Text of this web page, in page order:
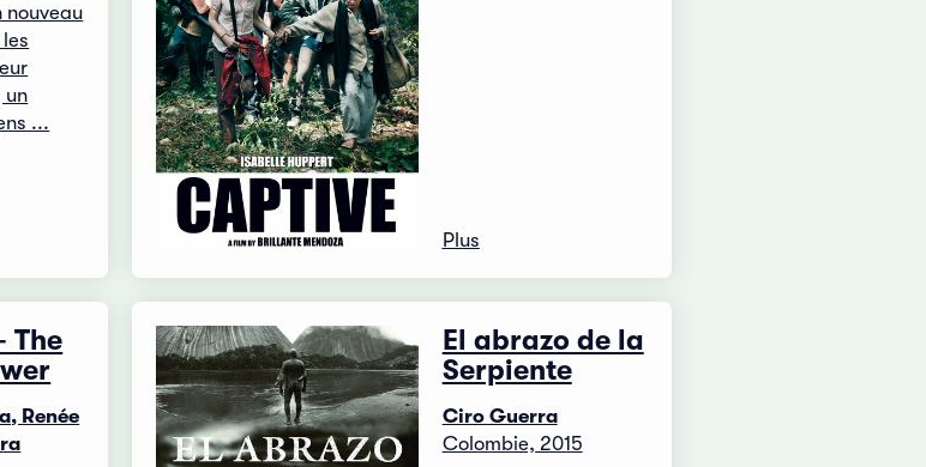
nouveau
un
...
Plus
The
Renée
El abrazo de la
Serpiente
Ciro Guerra
Colombie, 2015